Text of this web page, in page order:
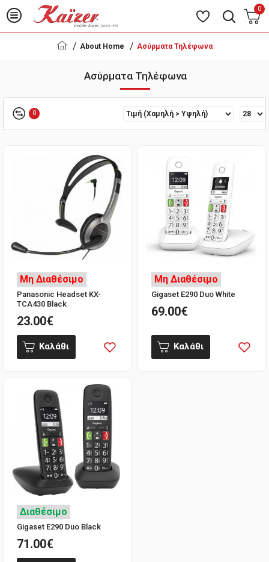
0
About Home Ασύρματα Τηλέφωνα
Ασύρματα Τηλέφωνα
0
Μη Διαθέσιμο
Panasonic Headset KX-
TCA430 Black
23.00€
Καλάθι
Μη Διαθέσιμο
Gigaset E290 Duo White
69.00€
Καλάθι
Διαθέσιμο
Gigaset E290 Duo Black
71.00€